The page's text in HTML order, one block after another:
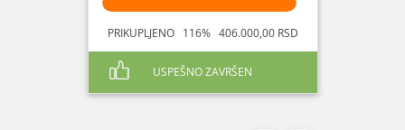
PRIKUPLJENO 116% 406.000,00 RSD
USPEŠNO ZAVRŠEN